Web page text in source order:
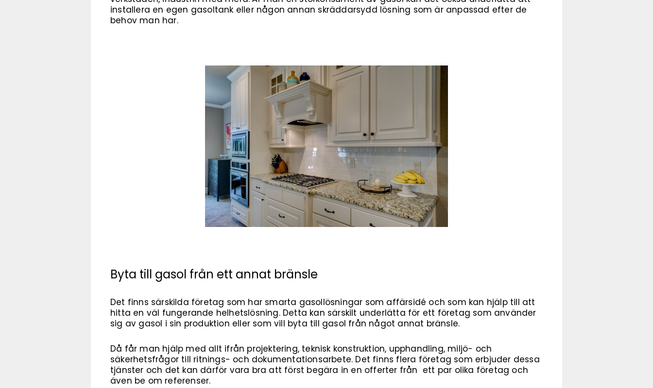
installera en egen gasoltank eller någon annan skräddarsydd lösning som är anpassad efter de
behov man har.
Byta till gasol från ett annat bränsle
Det finns särskilda företag som har smarta gasollösningar som affärsidé och som kan hjälp till att
hitta en väl fungerande helhetslösning. Detta kan särskilt underlätta för ett företag som använder
sig av gasol i sin produktion eller som vill byta till gasol från något annat bränsle.
Då får man hjälp med allt ifrån projektering, teknisk konstruktion, upphandling, miljö- och
säkerhetsfrågor till ritnings- och dokumentationsarbete. Det finns flera företag som erbjuder dessa
tjänster och det kan därför vara bra att först begära in en offerter från ett par olika företag och
även be om referenser.